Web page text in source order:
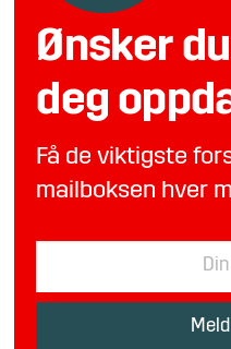
Ønsker
deg
Få de viktigste
mailboksen hver